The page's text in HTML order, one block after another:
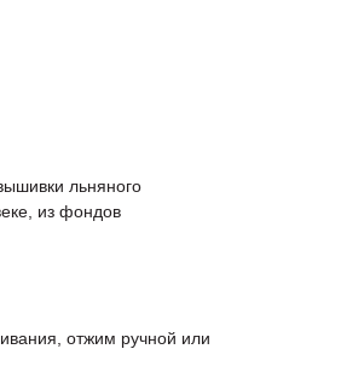
льняного
из фондов
отжим ручной или